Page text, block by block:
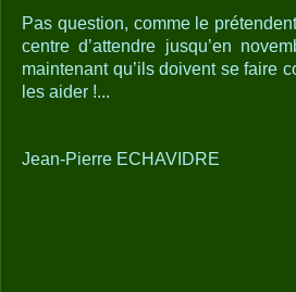
Pas question, comme le
centre d’attendre jusqu’en
maintenant qu’ils doivent se faire
les aider !...
Jean-Pierre ECHAVIDRE